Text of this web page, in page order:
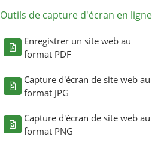
Outils de capture d'écran en ligne
Enregistrer un site web au
format PDF
Capture d'écran de site web au
format JPG
Capture d'écran de site web au
format PNG